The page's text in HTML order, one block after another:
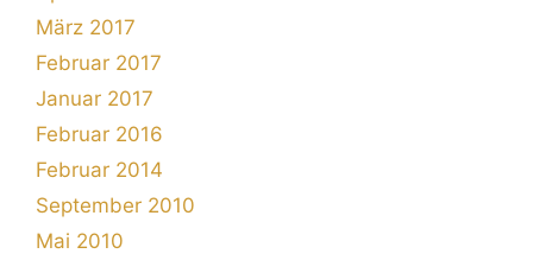
März 2017
Februar 2017
Januar 2017
Februar 2016
Februar 2014
September 2010
Mai 2010